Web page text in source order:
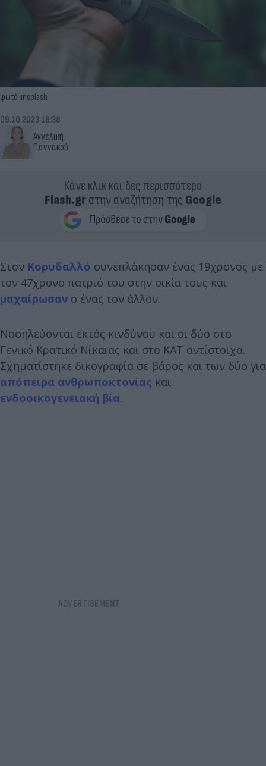
φωτό unsplash
Αγγελική
Γιαννακού
09.10.2023 16:38
Κάνε κλικ και δες περισσότερο
Flash.grστην αναζήτηση της Google
Στον Κορυδαλλό συνεπλάκησαν ένας 19χρονος με
τον 47χρονο πατριό του στην οικία τους και
μαχαίρωσαν ο ένας τον άλλον.
Νοσηλεύονται εκτός κινδύνου και οι δύο στο
Γενικό Κρατικό Νίκαιας και στο ΚΑΤ αντίστοιχα.
Σχηματίστηκε δικογραφία σε βάρος και των δύο για
απόπειρα ανθρωποκτονίας και
ενδοοικογενειακή βία.